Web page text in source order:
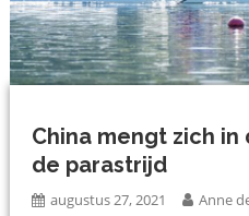
China mengt zich
de parastrijd
augustus 27, 2021 Anne